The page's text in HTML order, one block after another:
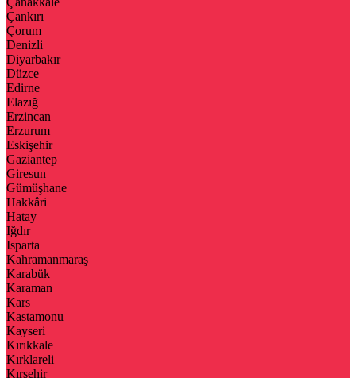
Çankırı
Çorum
Denizli
Diyarbakır
Düzce
Edirne
Elazığ
Erzincan
Erzurum
Eskişehir
Gaziantep
Giresun
Gümüşhane
Hakkâri
Hatay
Iğdır
Isparta
Kahramanmaraş
Karabük
Karaman
Kars
Kastamonu
Kayseri
Kırıkkale
Kırklareli
Kırşehir